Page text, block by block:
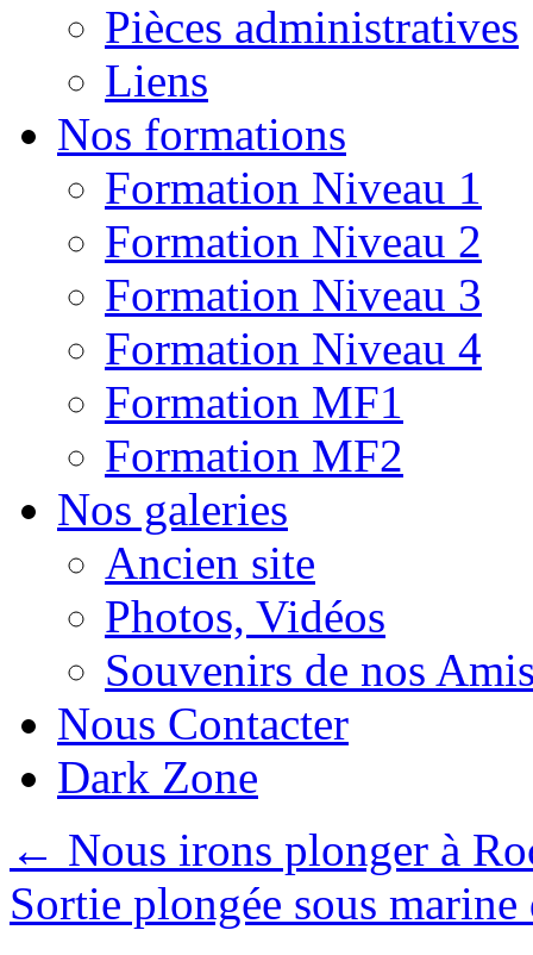
Pièces administratives
Liens
Nos formations
Formation Niveau 1
Formation Niveau 2
Formation Niveau 3
Formation Niveau 4
Formation MF1
Formation MF2
Nos galeries
Ancien site
Photos, Vidéos
Souvenirs de nos
Nous Contacter
Dark Zone
← Nous irons plonger à
Sortie plongée sous